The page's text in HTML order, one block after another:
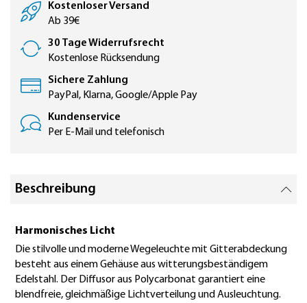
Kostenloser Versand
Ab 39€
30 Tage Widerrufsrecht
Kostenlose Rücksendung
Sichere Zahlung
PayPal, Klarna, Google/Apple Pay
Kundenservice
Per E-Mail und telefonisch
Beschreibung
Harmonisches Licht
Die stilvolle und moderne Wegeleuchte mit Gitterabdeckung
besteht aus einem Gehäuse aus witterungsbeständigem
Edelstahl. Der Diffusor aus Polycarbonat garantiert eine
blendfreie, gleichmäßige Lichtverteilung und Ausleuchtung.